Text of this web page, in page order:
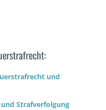
und
und Strafverfolgung